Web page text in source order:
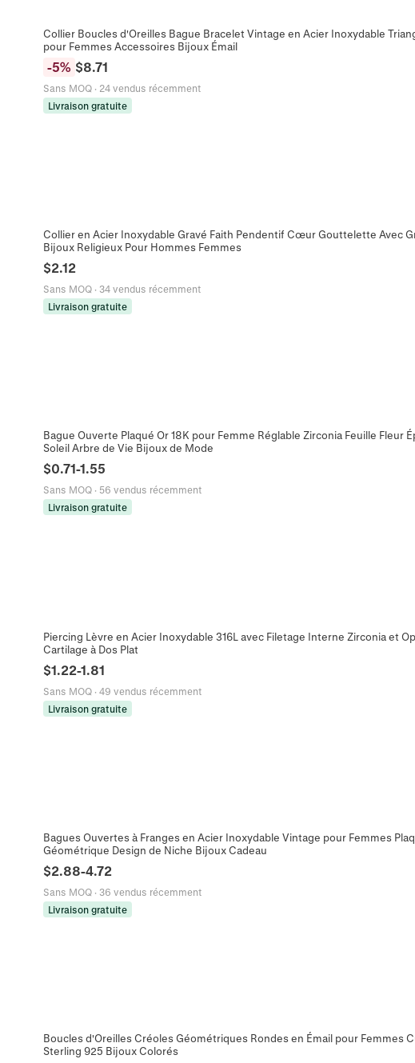
Collier Boucles d'Oreilles Bague Bracelet Vintage en Acier Inoxydable
pour Femmes Accessoires Bijoux Émail
-5% $8.71
Sans MOQ· 24 vendus récemment
Livraison gratuite
Collier en Acier Inoxydable Gravé Faith Pendentif Cœur Gouttelette Avec
Bijoux Religieux Pour Hommes Femmes
$2.12
Sans MOQ· 34 vendus récemment
Livraison gratuite
Bague Ouverte Plaqué Or 18K pour Femme Réglable Zirconia Feuille Fleur
Soleil Arbre de Vie Bijoux de Mode
$0.71-1.55
Sans MOQ· 56 vendus récemment
Livraison gratuite
Piercing Lèvre en Acier Inoxydable 316L avec Filetage Interne Zirconia et
Cartilage à Dos Plat
$1.22-1.81
Sans MOQ· 49 vendus récemment
Livraison gratuite
Bagues Ouvertes à Franges en Acier Inoxydable Vintage pour Femmes
Géométrique Design de Niche Bijoux Cadeau
$2.88-4.72
Sans MOQ· 36 vendus récemment
Livraison gratuite
Boucles d'Oreilles Créoles Géométriques Rondes en Émail pour Femmes
Sterling 925 Bijoux Colorés